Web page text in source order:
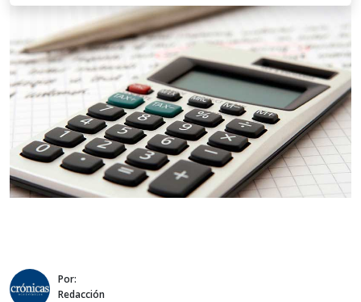
Por:
Redacción